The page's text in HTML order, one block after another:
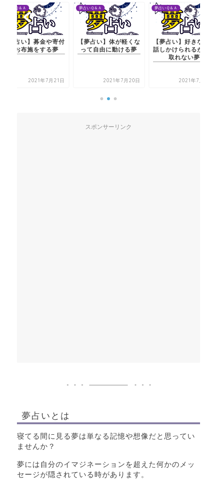
夢占いＱ＆Ａ
【夢占い】募金や寄付
やお布施をする夢
2021年7月21日
夢占いＱ＆Ａ
【夢占い】体が軽くな
って自由に動ける夢
2021年7月20日
夢占いＱ＆Ａ
【夢占い】好きな人に
話しかけられるが聞き
取れない夢
2021年7月20日
スポンサーリンク
夢占いとは
寝てる間に見る夢は単なる記憶や想像だと思ってい
ませんか？
夢には自分のイマジネーションを超えた何かのメッ
セージが隠されている時があります。